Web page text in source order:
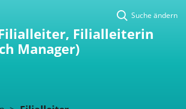
Suche ändern
Filialleiterin
Manager)